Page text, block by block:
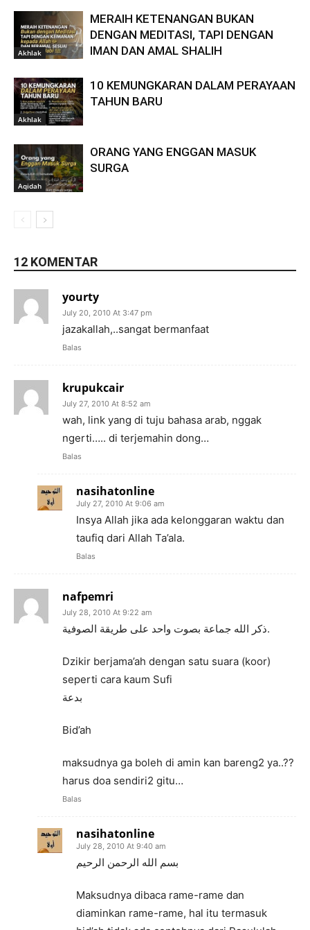
Akhlak
MERAIH KETENANGAN BUKAN
DENGAN MEDITASI, TAPI DENGAN
IMAN DAN AMAL SHALIH
Akhlak
10 KEMUNGKARAN DALAM PERAYAAN
TAHUN BARU
Aqidah
ORANG YANG ENGGAN MASUK
SURGA
12 KOMENTAR
yourty
July 20, 2010 At 3:47 pm
jazakallah,..sangat bermanfaat
Balas
krupukcair
July 27, 2010 At 8:52 am
wah, link yang di tuju bahasa arab, nggak
ngerti….. di terjemahin dong…
Balas
nasihatonline
July 27, 2010 At 9:06 am
Insya Allah jika ada kelonggaran waktu dan
taufiq dari Allah Ta’ala.
Balas
nafpemri
July 28, 2010 At 9:22 am
ذكر الله جماعة بصوت واحد على طريقة الصوفية.
Dzikir berjama’ah dengan satu suara (koor)
seperti cara kaum Sufi
بدعة
Bid’ah
maksudnya ga boleh di amin kan bareng2 ya..??
harus doa sendiri2 gitu…
Balas
nasihatonline
July 28, 2010 At 9:40 am
بسم الله الرحمن الرحيم
Maksudnya dibaca rame-rame dan
diaminkan rame-rame, hal itu termasuk